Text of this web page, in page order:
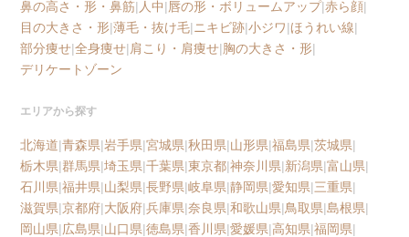
鼻の高さ・形・鼻筋| 人中|唇の形・ボリュームアップ|赤ら顔|
目の大きさ・形|薄毛・抜け毛| ニキビ跡|小ジワ|ほうれい線|
部分痩せ|全身痩せ|肩こり・肩痩せ|胸の大きさ・形|
デリケートゾーン
エリアから探す
北海道|青森県|岩手県|宮城県|秋田県|山形県|福島県|茨城県|
栃木県|群馬県|埼玉県|千葉県|東京都|神奈川県|新潟県|富山県|
石川県|福井県|山梨県|長野県|岐阜県|静岡県|愛知県|三重県|
滋賀県|京都府|大阪府|兵庫県|奈良県|和歌山県|鳥取県|島根県|
岡山県|広島県|山口県|徳島県|香川県|愛媛県|高知県|福岡県|